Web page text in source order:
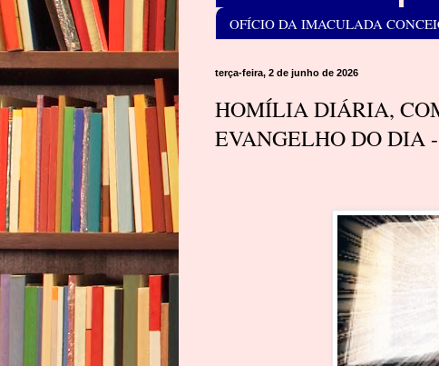
OFÍCIO DA IMACULADA
terça-feira, 2 de junho de 2026
HOMÍLIA DIÁRIA,
EVANGELHO DO DIA